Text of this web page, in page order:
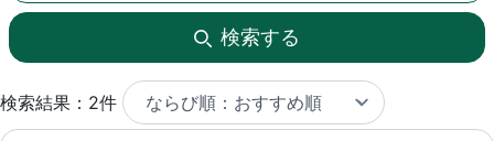
検索する
検索結果：2件